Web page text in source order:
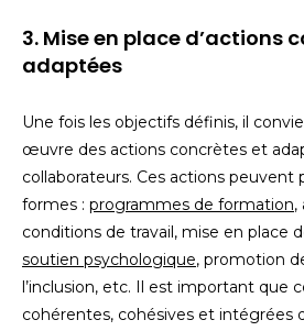
3. Mise en place d’actions
adaptées
Une fois les objectifs définis, il
œuvre des actions concrètes et
collaborateurs. Ces actions
formes : programmes de formation,
conditions de travail, mise en place
soutien psychologique, promotion
l’inclusion, etc. Il est important que
cohérentes, cohésives et intégrées